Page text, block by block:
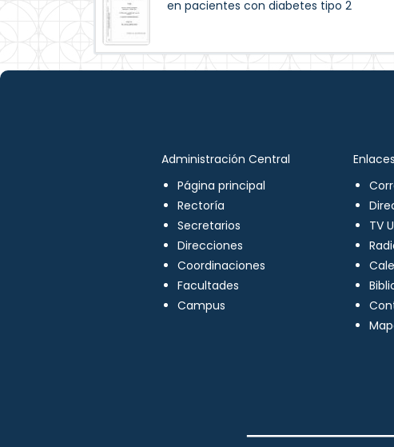
en pacientes con diabetes tipo 2
Administración Central
Página principal
Rectoría
Secretarios
Direcciones
Coordinaciones
Facultades
Campus
Enlaces
TV